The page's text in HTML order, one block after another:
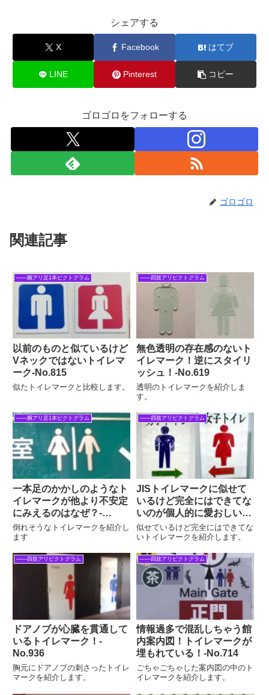
シェアする
X Facebook はてブ
LINE Pinterest コピー
ゴロゴロをフォローする
ゴロゴロ
関連記事
――腕アリ足1本ピクトグラム
以前のものと似ているけど
Vネックではないトイレマ
ーク‐No.815
似たトイレマークと比較します。
――四肢アリピクトグラム
無色透明の存在感のないト
イレマーク！逆にスタイリ
ッシュ！‐No.619
透明のトイレマークを紹介しま
す。
――腕アリ足1本ピクトグラム
一本足のかかしのようなト
イレマークが他より不安定
にみえるのはなぜ？‐
No.530
倒れそうなトイレマークを紹介し
ます
――四肢アリピクトグラム
JISトイレマークに似せて
いるけど完全にはできてな
いのが個人的に愛おしい‐
No.625
似せているけど完全にはできてな
いトイレマークを紹介します。
――四肢アリピクトグラム
ドアノブが心臓を貫通して
いるトイレマーク！‐
No.936
胸元にドアノブの刺さったトイレ
マークを紹介します。
――四肢アリピクトグラム
情報過多で混乱しちゃう館
内案内図！トイレマークが
埋もれている！‐No.714
ごちゃごちゃした案内図の中のト
イレマークを紹介します。